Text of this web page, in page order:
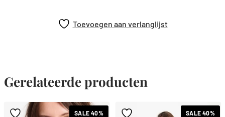
Toevoegen aan verlanglijst
Gerelateerde producten
SALE 40% SALE 40%